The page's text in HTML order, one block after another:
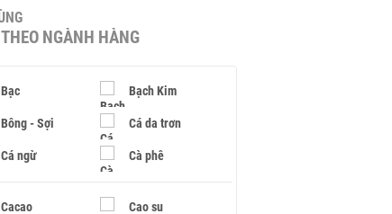
NGÀNH HÀNG
Bạc Bạch Kim
Bông - Sợi Cá da trơn
Cá ngừ Cà phê
Cacao Cao su